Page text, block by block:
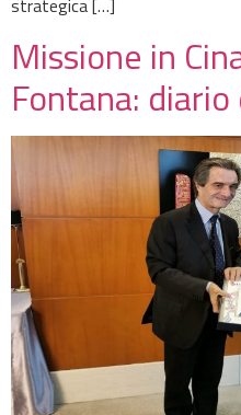
strategica […]
Missione in
Fontana: